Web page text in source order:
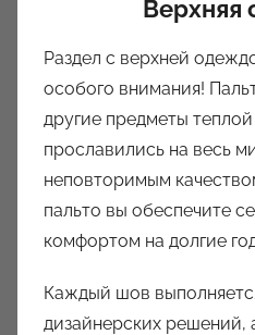
Верхняя
Раздел с верхней
особого внимания!
другие предметы
прославились на весь
неповторимым
пальто вы обеспечите
комфортом на долгие
Каждый шов
дизайнерских решений,